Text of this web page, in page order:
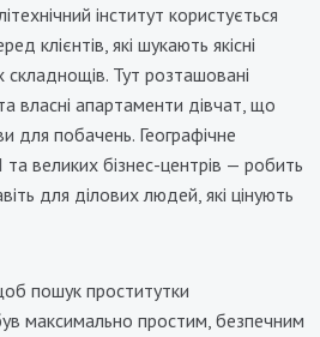
інститут користується
клієнтів, які шукають якісні
складнощів. Тут розташовані
власні апартаменти дівчат, що
для побачень. Географічне
великих бізнес-центрів — робить
для ділових людей, які цінують
пошук проститутки
максимально простим, безпечним